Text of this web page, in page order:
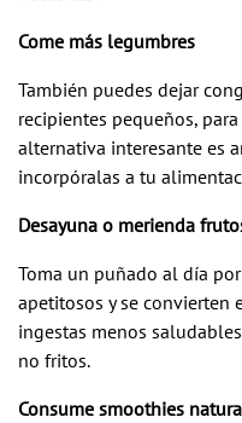
Come más legumbres
También puedes dejar
recipientes pequeños,
alternativa interesante es
incorpóralas a tu
Desayuna o merienda
Toma un puñado al día
apetitosos y se
ingestas menos
no fritos.
Consume smoothies